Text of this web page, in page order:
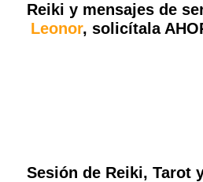
Reiki y mensajes de
Leonor, solicítala
Sesión de Reiki, Tarot